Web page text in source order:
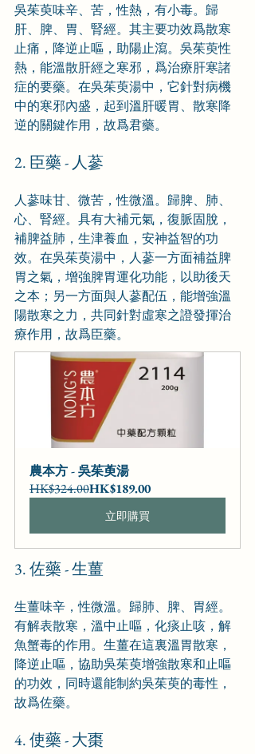
吳茱萸味辛、苦，性熱，有小毒。歸
肝、脾、胃、腎經。其主要功效爲散寒
止痛，降逆止嘔，助陽止瀉。吳茱萸性
熱，能溫散肝經之寒邪，爲治療肝寒諸
症的要藥。在吳茱萸湯中，它針對病機
中的寒邪內盛，起到溫肝暖胃、散寒降
逆的關鍵作用，故爲君藥。
2. 臣藥 - 人蔘
人蔘味甘、微苦，性微溫。歸脾、肺、
心、腎經。具有大補元氣，復脈固脫，
補脾益肺，生津養血，安神益智的功
效。在吳茱萸湯中，人蔘一方面補益脾
胃之氣，增強脾胃運化功能，以助後天
之本；另一方面與人蔘配伍，能增強溫
陽散寒之力，共同針對虛寒之證發揮治
療作用，故爲臣藥。
農本方 - 吳茱萸湯
HK$324.00HK$189.00
立即購買
3. 佐藥 - 生薑
生薑味辛，性微溫。歸肺、脾、胃經。
有解表散寒，溫中止嘔，化痰止咳，解
魚蟹毒的作用。生薑在這裏溫胃散寒，
降逆止嘔，協助吳茱萸增強散寒和止嘔
的功效，同時還能制約吳茱萸的毒性，
故爲佐藥。
4. 使藥 - 大棗